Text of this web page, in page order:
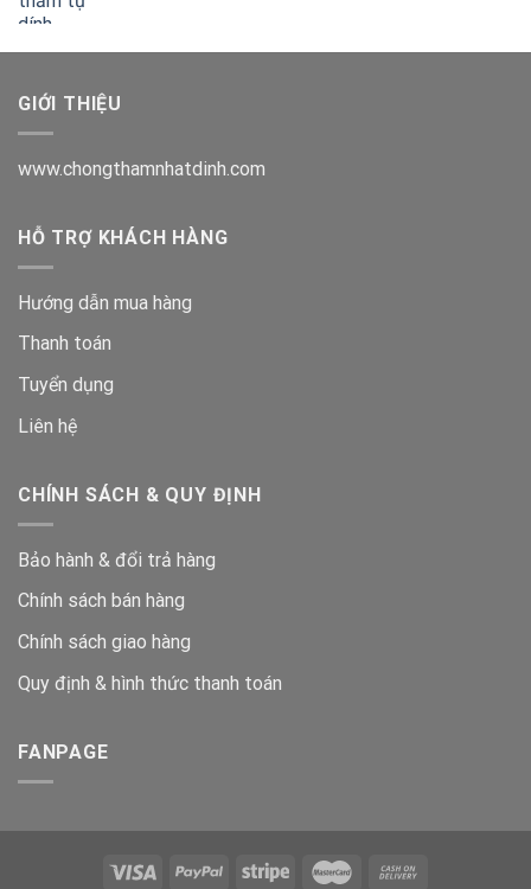
GIỚI THIỆU
www.chongthamnhatdinh.com
HỖ TRỢ KHÁCH HÀNG
Hướng dẫn mua hàng
Thanh toán
Tuyển dụng
Liên hệ
CHÍNH SÁCH & QUY ĐỊNH
Bảo hành & đổi trả hàng
Chính sách bán hàng
Chính sách giao hàng
Quy định & hình thức thanh toán
FANPAGE